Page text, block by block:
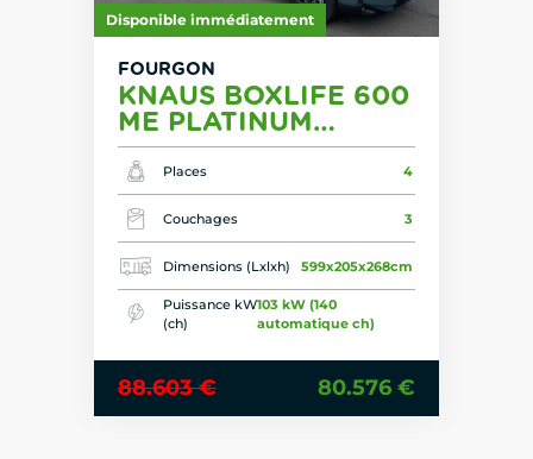
Disponible immédiatement
FOURGON
KNAUS BOXLIFE 600
ME PLATINUM
SELECTION 26
Places 4
Couchages 3
Dimensions (Lxlxh) 599x205x268cm
Puissance kW
(ch)
103 kW (140
automatique ch)
88.603 € 80.576 €